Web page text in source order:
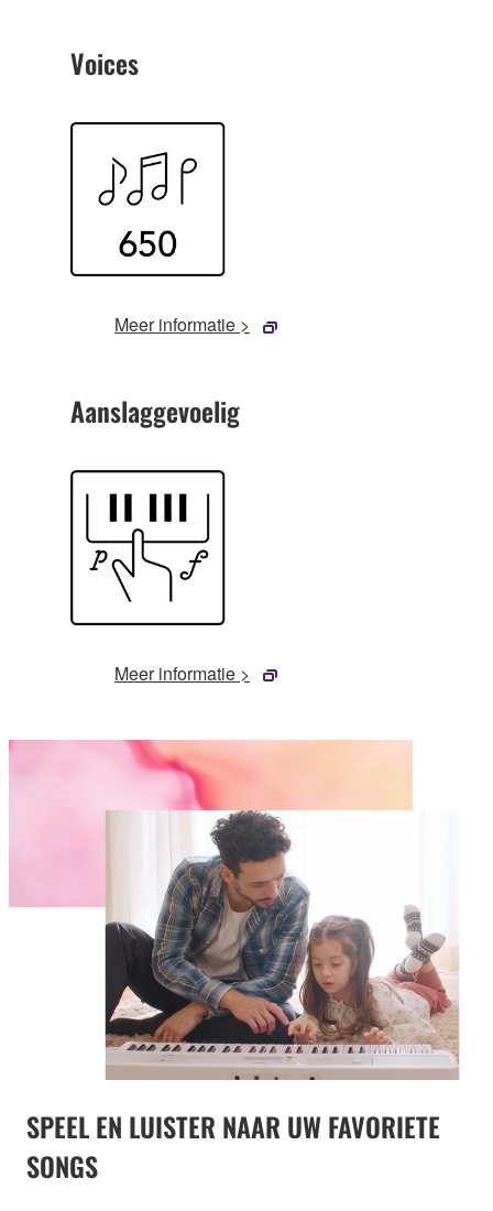
Voices
Meer informatie >
Aanslaggevoelig
Meer informatie >
SPEEL EN LUISTER NAAR UW FAVORIETE
SONGS